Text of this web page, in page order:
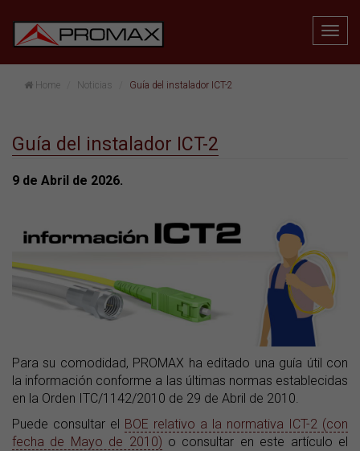
Home Noticias Guía del instalador ICT-2
Guía del instalador ICT-2
9 de Abril de 2026.
Para su comodidad, PROMAX ha editado una guía útil con
la información conforme a las últimas normas establecidas
en la Orden ITC/1142/2010 de 29 de Abril de 2010.
Puede consultar el
BOE relativo a la normativa ICT-2 (con
fecha de Mayo de 2010) o consultar en este artículo el